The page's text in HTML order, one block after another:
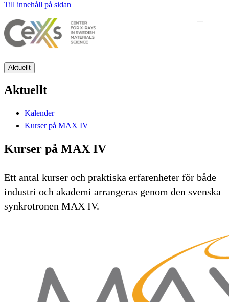
Till innehåll på sidan
Aktuellt
Aktuellt
Kalender
Kurser på MAX IV
Kurser på MAX IV
Ett antal kurser och praktiska erfarenheter för både
industri och akademi arrangeras genom den svenska
synkrotronen MAX IV.